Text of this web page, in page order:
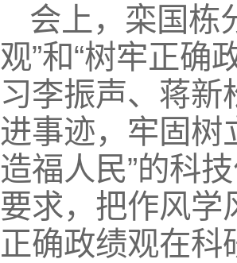
会上，栾国栋
观”和“树牢正确
习李振声、蒋
进事迹，牢固树
造福人民”的科
要求，把作风学
正确政绩观在科